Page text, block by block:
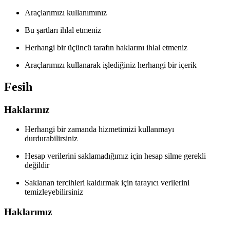
Araçlarımızı kullanımınız
Bu şartları ihlal etmeniz
Herhangi bir üçüncü tarafın haklarını ihlal etmeniz
Araçlarımızı kullanarak işlediğiniz herhangi bir içerik
Fesih
Haklarınız
Herhangi bir zamanda hizmetimizi kullanmayı
durdurabilirsiniz
Hesap verilerini saklamadığımız için hesap silme gerekli
değildir
Saklanan tercihleri kaldırmak için tarayıcı verilerini
temizleyebilirsiniz
Haklarımız